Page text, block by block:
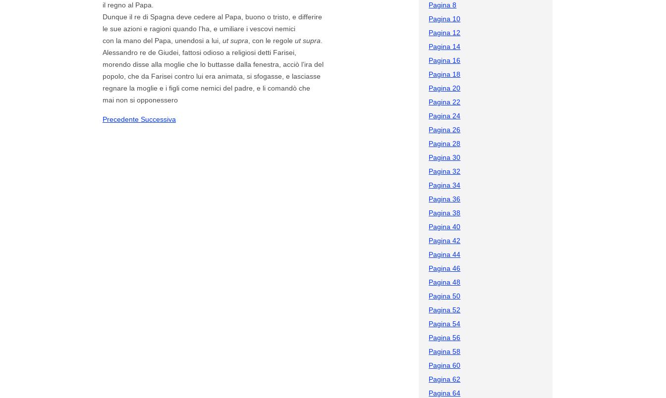
il regno al Papa.
Dunque il re di Spagna deve cedere al Papa, buono o tristo, e differire
le sue azioni e ragioni quando l’ha, e umiliare i vescovi nemici
con la mano del Papa, unendosi a lui, ut supra , con le regole ut supra
Alessandro re de Giudei, fattosi odioso a religiosi detti Farisei,
morendo disse alla moglie che lo buttasse dalla fenestra, acciò l’ira del
popolo, che da Farisei contro lui era animata, si sfogasse, e lasciasse
regnare la moglie e i figli come nemici del padre, e li comandò che
mai non si opponessero
Precedente Successiva
Pagina 8
Pagina 10
Pagina 12
Pagina 14
Pagina 16
Pagina 18
Pagina 20
Pagina 22
Pagina 24
Pagina 26
Pagina 28
Pagina 30
Pagina 32
Pagina 34
Pagina 36
Pagina 38
Pagina 40
Pagina 42
Pagina 44
Pagina 46
Pagina 48
Pagina 50
Pagina 52
Pagina 54
Pagina 56
Pagina 58
Pagina 60
Pagina 62
Pagina 64